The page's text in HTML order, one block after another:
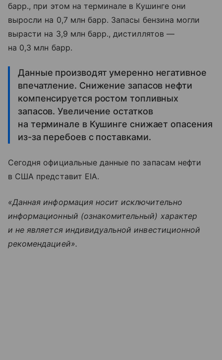
барр., при этом на терминале в Кушинге они
выросли на 0,7 млн барр. Запасы бензина могли
вырасти на 3,9 млн барр., дистиллятов —
на 0,3 млн барр.
Данные производят умеренно негативное
впечатление. Снижение запасов нефти
компенсируется ростом топливных
запасов. Увеличение остатков
на терминале в Кушинге снижает опасения
из-за перебоев с поставками.
Сегодня официальные данные по запасам нефти
в США представит EIА.
«Данная информация носит исключительно
информационный (ознакомительный) характер
и не является индивидуальной инвестиционной
рекомендацией».